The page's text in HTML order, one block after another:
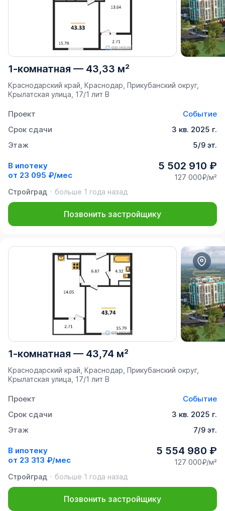
1-комнатная — 43,33 м²
Краснодарский край, Краснодар, Прикубанский округ,
Крылатская улица, 17/1 лит В
Проект
Событие
Срок сдачи
3 кв. 2025 г.
Этаж
5/9 эт.
В ипотеку
от 23 095 ₽/мес
5 502 910 ₽
127 000₽/м²
Стройград
больше 1 года назад
Позвонить застройщику
1-комнатная — 43,74 м²
Краснодарский край, Краснодар, Прикубанский округ,
Крылатская улица, 17/1 лит В
Проект
Событие
Срок сдачи
3 кв. 2025 г.
Этаж
7/9 эт.
В ипотеку
от 23 313 ₽/мес
5 554 980 ₽
127 000₽/м²
Стройград
больше 1 года назад
Позвонить застройщику